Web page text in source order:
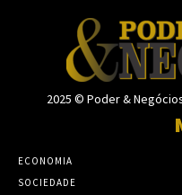
2025 © Poder &
ECONOMIA
SOCIEDADE